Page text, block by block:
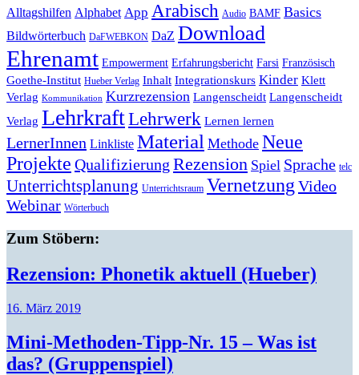
Alltagshilfen Alphabet App Arabisch Audio BAMF Basics
Bildwörterbuch DaFWEBKON DaZ Download
Ehrenamt Empowerment Erfahrungsbericht Farsi Französisch
Goethe-Institut Hueber Verlag Inhalt Integrationskurs Kinder Klett
Verlag Kommunikation Kurzrezension Langenscheidt Langenscheidt
Verlag LehrkraftLehrwerk Lernen lernen
LernerInnen Linkliste Material Methode Neue
Projekte Qualifizierung Rezension Spiel Sprache telc
Unterrichtsplanung Unterrichtsraum VernetzungVideo
Webinar Wörterbuch
Zum Stöbern:
Rezension: Phonetik aktuell (Hueber)
16. März 2019
Mini-Methoden-Tipp-Nr. 15 – Was ist
das? (Gruppenspiel)